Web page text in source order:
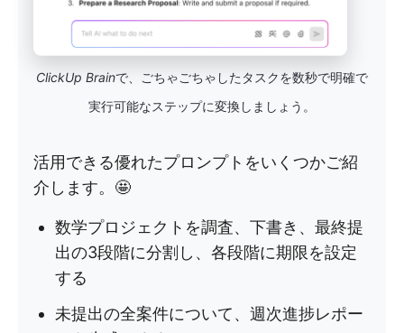
ClickUp Brainで、ごちゃごちゃしたタスクを数秒で明確で
実行可能なステップに変換しましょう。
活用できる優れたプロンプトをいくつかご紹
介します。🤩
数学プロジェクトを調査、下書き、最終提
出の3段階に分割し、各段階に期限を設定
する
未提出の全案件について、週次進捗レポー